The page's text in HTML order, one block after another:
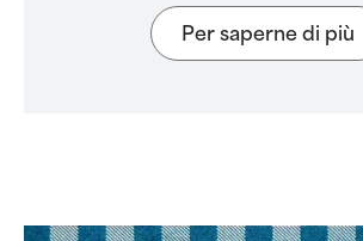
Per saperne di più